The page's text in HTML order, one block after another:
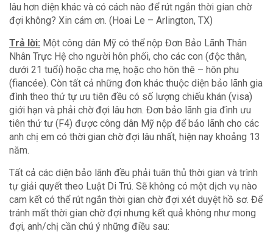
lâu hơn diện khác và có cách nào để rút ngắn thời gian chờ
đợi không? Xin cám ơn. (Hoai Le – Arlington, TX)
Trả lời: Một công dân Mỹ có thể nộp Đơn Bảo Lãnh Thân
Nhân Trực Hệ cho người hôn phối, cho các con (độc thân,
dưới 21 tuổi) hoặc cha mẹ, hoặc cho hôn thê – hôn phu
(fiancée). Còn tất cả những đơn khác thuộc diện bảo lãnh gia
đình theo thứ tự ưu tiên đều có số lượng chiếu khán (visa)
giới hạn và phải chờ đợi lâu hơn. Đơn bảo lãnh gia đình ưu
tiên thứ tư (F4) được công dân Mỹ nộp để bảo lãnh cho các
anh chị em có thời gian chờ đợi lâu nhất, hiện nay khoảng 13
năm.
Tất cả các diện bảo lãnh đều phải tuân thủ thời gian và trình
tự giải quyết theo Luật Di Trú. Sẽ không có một dịch vụ nào
cam kết có thể rút ngắn thời gian chờ đợi xét duyệt hồ sơ. Để
tránh mất thời gian chờ đợi nhưng kết quả không như mong
đợi, anh/chị cần chú ý những điều sau: